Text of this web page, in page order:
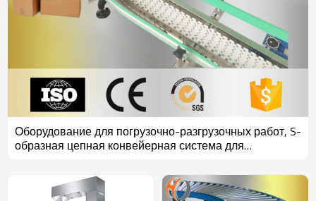
Оборудование для погрузочно-разгрузочных работ, S-
образная цепная конвейерная система для